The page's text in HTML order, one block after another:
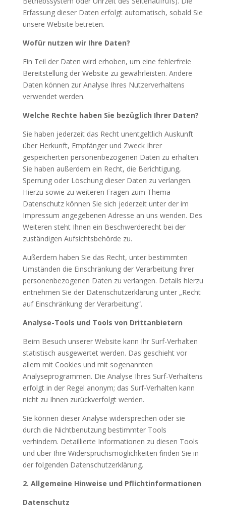
Erfassung dieser Daten erfolgt automatisch, sobald Sie
unsere Website betreten.
Wofür nutzen wir Ihre Daten?
Ein Teil der Daten wird erhoben, um eine fehlerfreie
Bereitstellung der Website zu gewährleisten. Andere
Daten können zur Analyse Ihres Nutzerverhaltens
verwendet werden.
Welche Rechte haben Sie bezüglich Ihrer Daten?
Sie haben jederzeit das Recht unentgeltlich Auskunft
über Herkunft, Empfänger und Zweck Ihrer
gespeicherten personenbezogenen Daten zu erhalten.
Sie haben außerdem ein Recht, die Berichtigung,
Sperrung oder Löschung dieser Daten zu verlangen.
Hierzu sowie zu weiteren Fragen zum Thema
Datenschutz können Sie sich jederzeit unter der im
Impressum angegebenen Adresse an uns wenden. Des
Weiteren steht Ihnen ein Beschwerderecht bei der
zuständigen Aufsichtsbehörde zu.
Außerdem haben Sie das Recht, unter bestimmten
Umständen die Einschränkung der Verarbeitung Ihrer
personenbezogenen Daten zu verlangen. Details hierzu
entnehmen Sie der Datenschutzerklärung unter „Recht
auf Einschränkung der Verarbeitung“.
Analyse-Tools und Tools von Drittanbietern
Beim Besuch unserer Website kann Ihr Surf-Verhalten
statistisch ausgewertet werden. Das geschieht vor
allem mit Cookies und mit sogenannten
Analyseprogrammen. Die Analyse Ihres Surf-Verhaltens
erfolgt in der Regel anonym; das Surf-Verhalten kann
nicht zu Ihnen zurückverfolgt werden.
Sie können dieser Analyse widersprechen oder sie
durch die Nichtbenutzung bestimmter Tools
verhindern. Detaillierte Informationen zu diesen Tools
und über Ihre Widerspruchsmöglichkeiten finden Sie in
der folgenden Datenschutzerklärung.
2. Allgemeine Hinweise und Pflichtinformationen
Datenschutz